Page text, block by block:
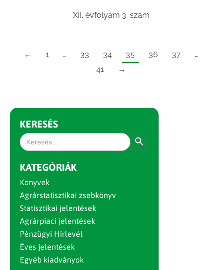
XII. évfolyam 3. szám
← 1 … 33 34 35 36 37
…
41
→
KERESÉS
Search
for:
KATEGÓRIÁK
Könyvek
Agrárstatisztikai zsebkönyv
Statisztikai jelentések
Agrárpiaci jelentések
Pénzügyi Hírlevél
Éves jelentések
Egyéb kiadványok